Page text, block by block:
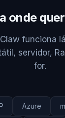
onde
funciona
servidor,
for.
Azure